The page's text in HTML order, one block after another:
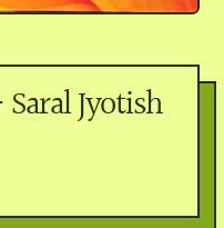
Jyotish